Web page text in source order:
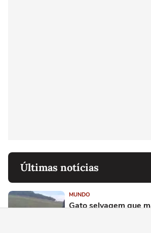
Últimas notícias
MUNDO
Gato selvagem que